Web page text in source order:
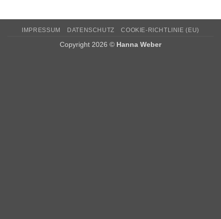
IMPRESSUM DATENSCHUTZ COOKIE-RICHTLINIE (EU)
Copyright 2026 © Hanna Weber